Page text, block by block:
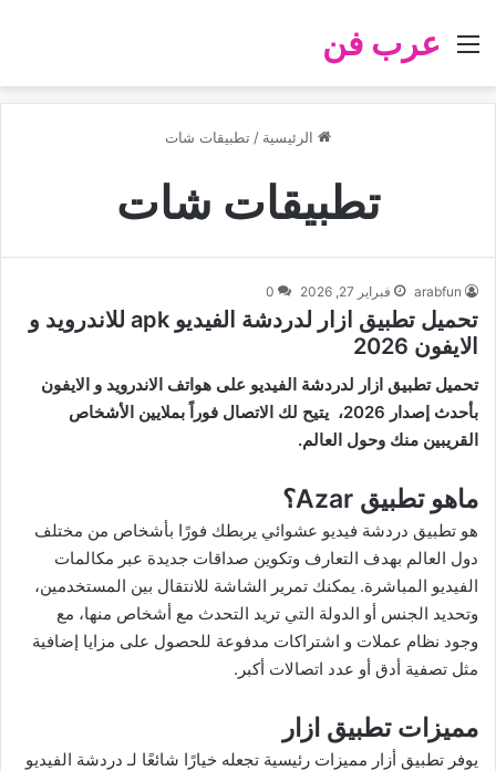
عرب فن
القائمة
الرئيسية / تطبيقات شات
تطبيقات شات
arabfun فبراير 27, 2026 0
تحميل تطبيق ازار لدردشة الفيديو apk للاندرويد و
الايفون 2026
تحميل تطبيق ازار لدردشة الفيديو على هواتف الاندرويد و الايفون
بأحدث إصدار 2026، يتيح لك الاتصال فوراً بملايين الأشخاص
القريبين منك وحول العالم.
ماهو تطبيق Azar؟
هو تطبيق دردشة فيديو عشوائي يربطك فورًا بأشخاص من مختلف
دول العالم بهدف التعارف وتكوين صداقات جديدة عبر مكالمات
الفيديو المباشرة. يمكنك تمرير الشاشة للانتقال بين المستخدمين،
وتحديد الجنس أو الدولة التي تريد التحدث مع أشخاص منها، مع
وجود نظام عملات و اشتراكات مدفوعة للحصول على مزايا إضافية
مثل تصفية أدق أو عدد اتصالات أكبر.
مميزات تطبيق ازار
يوفر تطبيق أزار مميزات رئيسية تجعله خيارًا شائعًا لـ دردشة الفيديو